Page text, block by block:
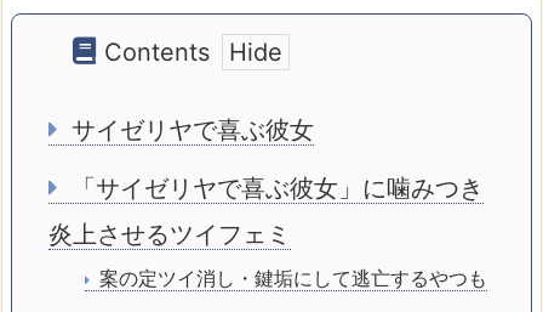
Contents
サイゼリヤで喜ぶ彼女
「サイゼリヤで喜ぶ彼女」に噛みつき
炎上させるツイフェミ
案の定ツイ消し・鍵垢にして逃亡するやつも